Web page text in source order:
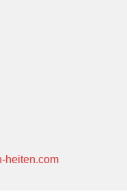
heiten.com